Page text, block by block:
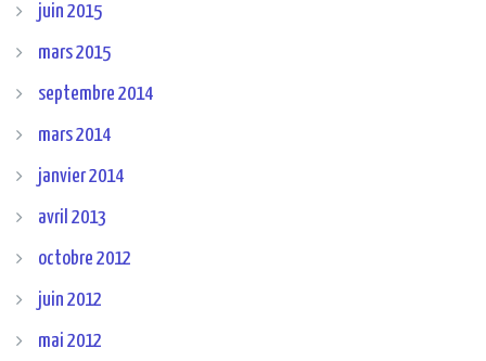
juin 2015
mars 2015
septembre 2014
mars 2014
janvier 2014
avril 2013
octobre 2012
juin 2012
mai 2012